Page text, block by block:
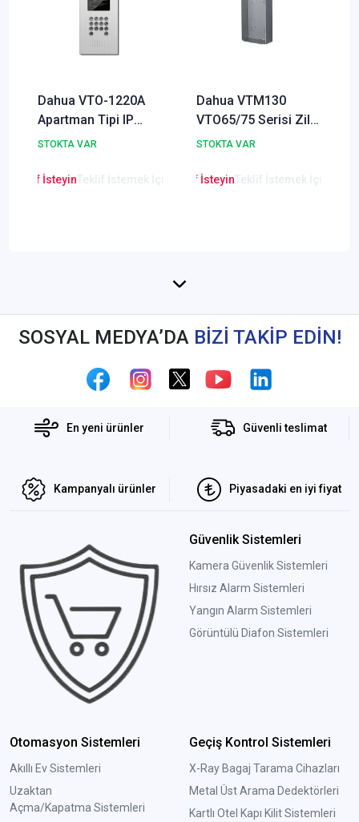
Dahua VTO-1220A
Apartman Tipi IP
Kameralı Zil Paneli
STOKTA VAR
Teklif İsteyin Teklif İstemek İçin Tıklayınız
Dahua VTM130
VTO65/75 Serisi Zil
Paneli İçin Yüzey
STOKTA VAR
Lütfen Teklif İsteyin
SOSYAL MEDYA’DA BİZİ TAKİP EDİN!
En yeni ürünler Güvenli teslimat
Kampanyalı ürünler Piyasadaki en iyi fiyat
Güvenlik Sistemleri
Kamera Güvenlik Sistemleri
Hırsız Alarm Sistemleri
Yangın Alarm Sistemleri
Görüntülü Diafon Sistemleri
Otomasyon Sistemleri
Akıllı Ev Sistemleri
Uzaktan
Açma/Kapatma Sistemleri
Geçiş Kontrol Sistemleri
X-Ray Bagaj Tarama Cihazları
Metal Üst Arama Dedektörleri
Kartlı Otel Kapı Kilit Sistemleri